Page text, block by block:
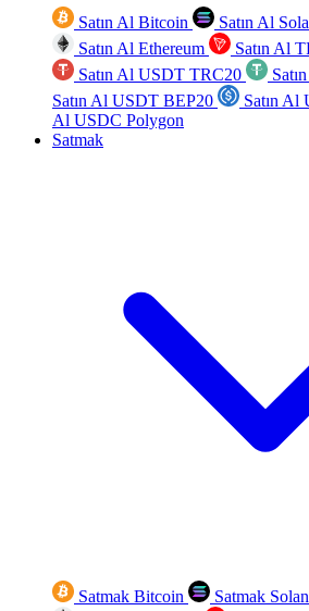
Satın Al Bitcoin Satın Al
Satın Al Ethereum
Satın Al
Satın Al USDT TRC20
Satın Al USDT BEP20
Satın Al
Al USDC Polygon
Satmak
Satmak Bitcoin Satmak